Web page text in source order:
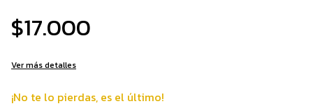
$17.000
Ver más detalles
¡No te lo pierdas, es el último!